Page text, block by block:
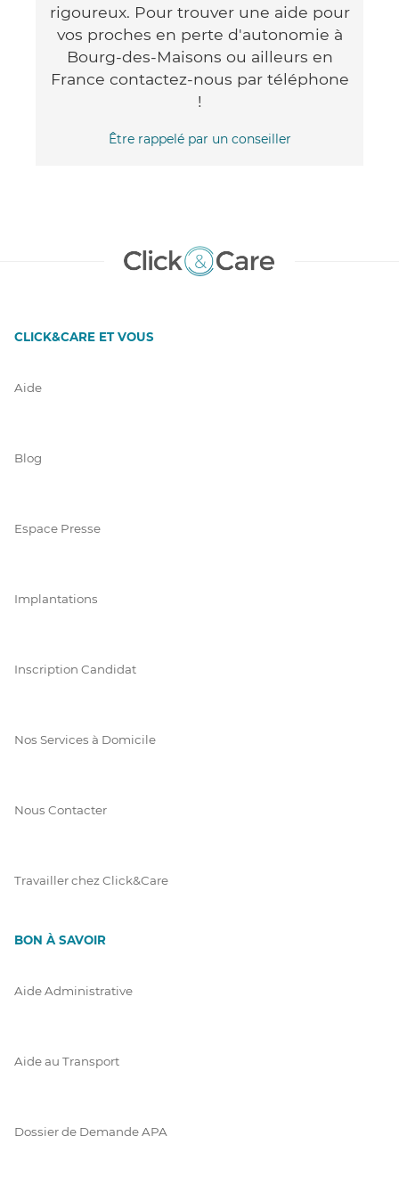
rigoureux. Pour trouver une aide pour
vos proches en perte d'autonomie à
Bourg-des-Maisons ou ailleurs en
France contactez-nous par téléphone
!
Être rappelé par un conseiller
CLICK&CARE ET VOUS
Aide
Blog
Espace Presse
Implantations
Inscription Candidat
Nos Services à Domicile
Nous Contacter
Travailler chez Click&Care
BON À SAVOIR
Aide Administrative
Aide au Transport
Dossier de Demande APA